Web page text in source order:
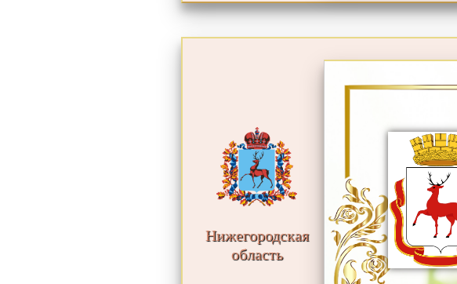
Нижегородская
область